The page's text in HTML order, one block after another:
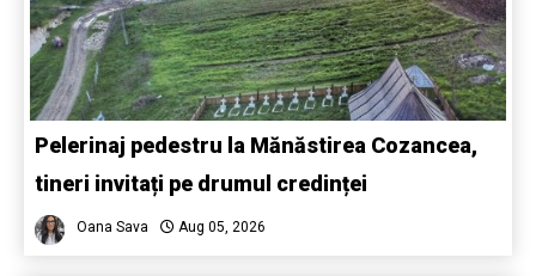
Pelerinaj pedestru la Mănăstirea Cozancea,
tineri invitați pe drumul credinței
Oana Sava Aug 05, 2026